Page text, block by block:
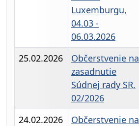
Luxemburgu,
04.03 -
06.03.2026
25.02.2026
Občerstvenie na
zasadnutie
Súdnej rady SR,
02/2026
24.02.2026
Občerstvenie na